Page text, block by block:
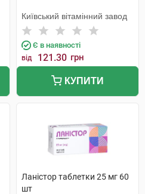
Київський вітамінний завод
Є в наявності
від 121.30 грн
КУПИТИ
Ланістор таблетки 25 мг 60
шт